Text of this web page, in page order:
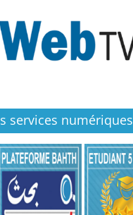
services numériques